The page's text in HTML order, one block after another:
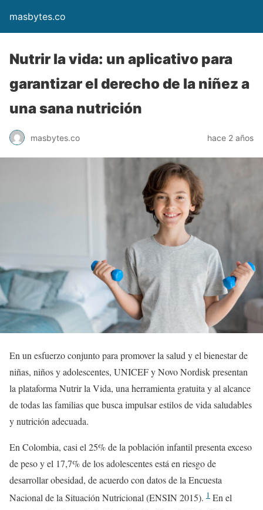
masbytes.co
Nutrir la vida: un aplicativo para
garantizar el derecho de la niñez a
una sana nutrición
masbytes.co hace 2 años
En un esfuerzo conjunto para promover la salud y el bienestar de
niñas, niños y adolescentes, UNICEF y Novo Nordisk presentan
la plataforma Nutrir la Vida, una herramienta gratuita y al alcance
de todas las familias que busca impulsar estilos de vida saludables
y nutrición adecuada.
En Colombia, casi el 25% de la población infantil presenta exceso
de peso y el 17,7% de los adolescentes está en riesgo de
desarrollar obesidad, de acuerdo con datos de la Encuesta
Nacional de la Situación Nutricional (ENSIN 2015). 1 En el